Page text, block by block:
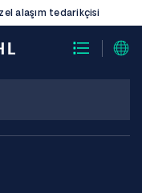
alaşım tedarikçisi